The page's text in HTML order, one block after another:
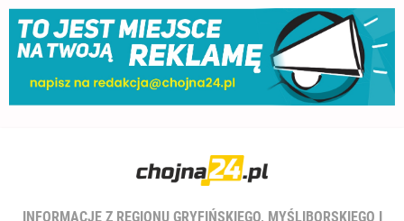
INFORMACJE Z REGIONU GRYFIŃSKIEGO, MYŚLIBORSKIEGO I